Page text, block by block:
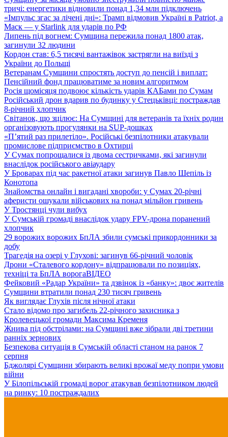
тричі: енергетики відновили понад 1,34 млн підключень
«Імпульс згас за лічені дні»: Трамп відмовив Україні в Patriot, а
Маск — у Starlink для ударів по РФ
Липень під вогнем: Сумщина пережила понад 1800 атак,
загинули 32 людини
Кордон став: 6,5 тисячі вантажівок застрягли на виїзді з
України до Польщі
Ветеранам Сумщини спростять доступ до пенсій і виплат:
Пенсійний фонд працюватиме за новим алгоритмом
Росія щомісяця подвоює кількість ударів КАБами по Сумам
Російський дрон вдарив по будинку у Стецьківці: постраждав
8-річний хлопчик
Світанок, що зцілює: На Сумщині для ветеранів та їхніх родин
організовують прогулянки на SUP-дошках
«П’ятий раз прилетіло». Російські безпілотники атакували
промислове підприємство в Охтирці
У Сумах попрощалися із двома сестричками, які загинули
внаслідок російського авіаудару
У Броварах під час ракетної атаки загинув Павло Шепіль із
Конотопа
Знайомства онлайн і вигадані хвороби: у Сумах 20-річні
аферисти ошукали військових на понад мільйон гривень
У Тростянці чули вибух
У Сумській громаді внаслідок удару FPV-дрона поранений
хлопчик
29 ворожих ворожих БпЛА збили сумські прикордонники за
добу
Трагедія на озері у Глухові: загинув 66-річний чоловік
Дрони «Сталевого кордону» відпрацювали по позиціях,
техніці та БпЛА ворогаВІДЕО
Фейковий «Радар України» та дзвінок із «банку»: двоє жителів
Сумщини втратили понад 230 тисяч гривень
Як виглядає Глухів після нічної атаки
Стало відомо про загибель 22-річного захисника з
Кролевецької громади Максима Кременя
Жнива під обстрілами: на Сумщині вже зібрали дві третини
ранніх зернових
Безпекова ситуація в Сумській області станом на ранок 7
серпня
Бджолярі Сумщини збирають великі врожаї меду попри умови
війни
У Білопільській громаді ворог атакував безпілотником людей
на ринку: 10 постраждалих